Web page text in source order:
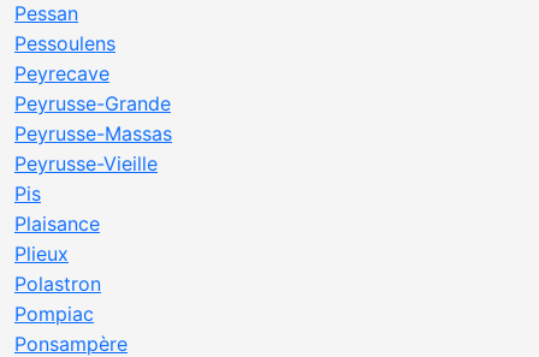
Pessan
Pessoulens
Peyrecave
Peyrusse-Grande
Peyrusse-Massas
Peyrusse-Vieille
Pis
Plaisance
Plieux
Polastron
Pompiac
Ponsampère